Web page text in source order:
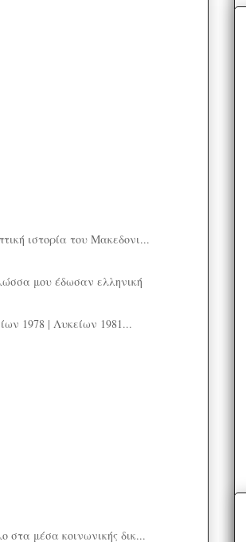
ιστορία του Μακεδονι...
μου έδωσαν ελληνική
1978 | Λυκείων 1981...
μέσα κοινωνικής δικ...